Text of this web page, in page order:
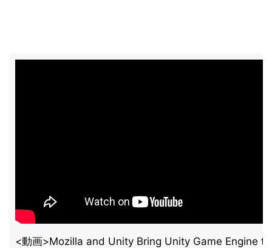
<動画>Mozilla and Unity Bring Unity Game Engine to